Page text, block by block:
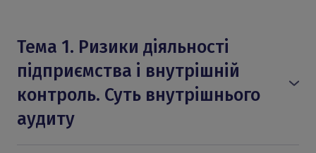
Тема 1. Ризики діяльності
підприємства і внутрішній
контроль. Суть внутрішнього
аудиту